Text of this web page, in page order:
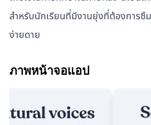
สำหรับนักเรียนที่มีงานยุ่งที่ต้องการซึ
ง่ายดาย
ภาพหน้าจอแอป